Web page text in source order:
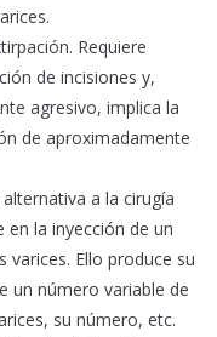
Requiere
de incisiones y,
agresivo, implica la
de aproximadamente
a la cirugía
en la inyección de un
varices. Ello produce su
un número variable de
su número, etc.